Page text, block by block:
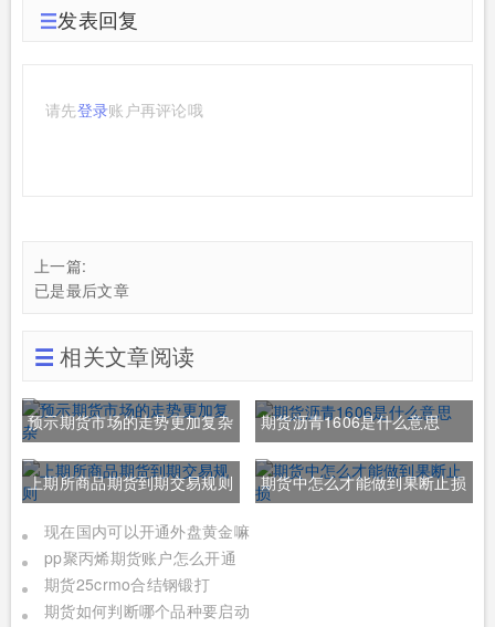
发表回复
请先登录账户再评论哦
上一篇:
已是最后文章
相关文章阅读
预示期货市场的走势更加复杂 期货沥青1606是什么意思
上期所商品期货到期交易规则 期货中怎么才能做到果断止损
现在国内可以开通外盘黄金嘛
pp聚丙烯期货账户怎么开通
期货25crmo合结钢锻打
期货如何判断哪个品种要启动